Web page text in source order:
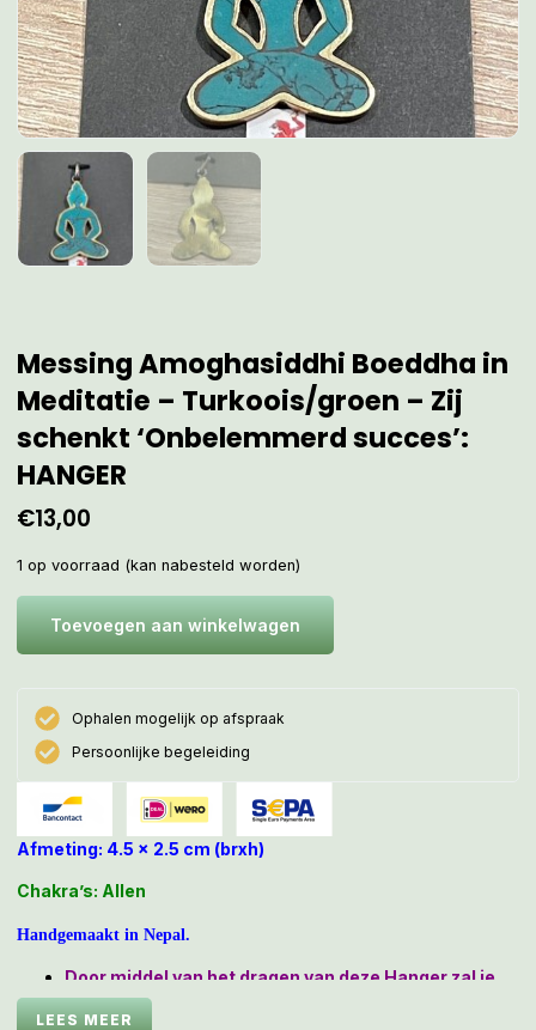
Messing Amoghasiddhi Boeddha in
Meditatie – Turkoois/groen – Zij
schenkt ‘Onbelemmerd succes’:
HANGER
€13,00
1 op voorraad (kan nabesteld worden)
Toevoegen aan winkelwagen
Ophalen mogelijk op afspraak
Persoonlijke begeleiding
Afmeting: 4.5 x 2.5 cm (brxh)
Chakra’s: Allen
Handgemaakt in Nepal.
Door middel van het dragen van deze Hanger zal je
tijdens Meditatie omhuld worden door een van de 5
LEES MEER